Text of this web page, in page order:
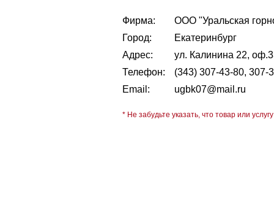
Фирма:
ООО "Уральская
Город:
Екатеринбург
Адрес:
ул. Калинина 22,
Телефон:
(343) 307-43-80, 307-
Email:
ugbk07@mail.ru
* Не забудьте указать, что товар или